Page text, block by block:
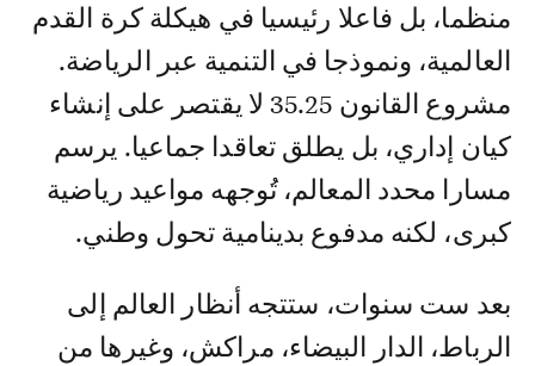
منظما، بل فاعلا رئيسيا في هيكلة كرة القدم
العالمية، ونموذجا في التنمية عبر الرياضة.
مشروع القانون 35.25 لا يقتصر على إنشاء
كيان إداري، بل يطلق تعاقدا جماعيا. يرسم
مسارا محدد المعالم، تُوجهه مواعيد رياضية
كبرى، لكنه مدفوع بدينامية تحول وطني.
بعد ست سنوات، ستتجه أنظار العالم إلى
الرباط، الدار البيضاء، مراكش، وغيرها من